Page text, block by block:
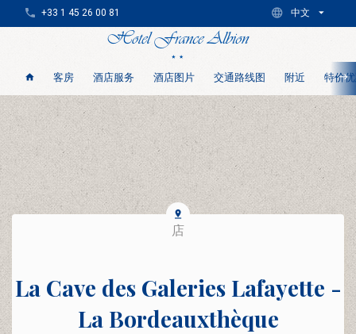
客房 酒店服务 酒店图片 交通路线图 附近 特价
+33 1 45 26 00 81 中文
店
La Cave des Galeries Lafayette -
La Bordeauxthèque